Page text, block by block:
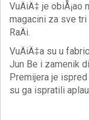
VuÄiÄ‡ je
magacini za sve tri
RaÄi.
VuÄiÄ‡a su u
Jun Be i zamenik
Premijera je ispred
su ga ispratili